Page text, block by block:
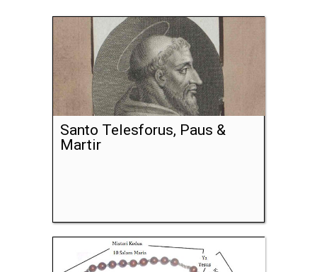
Santo Telesforus, Paus &
Martir